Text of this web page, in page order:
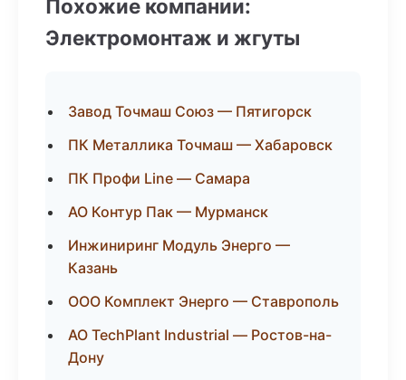
Похожие компании:
Электромонтаж и жгуты
Завод Точмаш Союз — Пятигорск
ПК Металлика Точмаш — Хабаровск
ПК Профи Line — Самара
АО Контур Пак — Мурманск
Инжиниринг Модуль Энерго —
Казань
ООО Комплект Энерго — Ставрополь
АО TechPlant Industrial — Ростов-на-
Дону